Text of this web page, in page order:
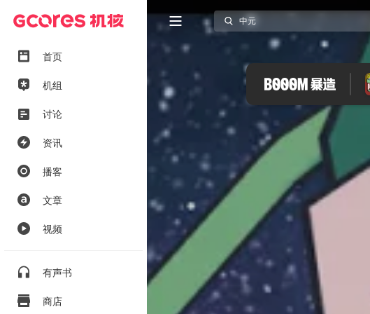
首页
机组
讨论
资讯
播客
文章
视频
有声书
商店